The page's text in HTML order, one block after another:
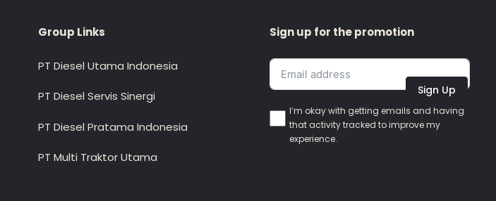
Group Links
PT Diesel Utama Indonesia
PT Diesel Servis Sinergi
PT Diesel Pratama Indonesia
PT Multi Traktor Utama
Sign up for the promotion
Sign Up
I’m okay with getting emails and having
that activity tracked to improve my
experience.